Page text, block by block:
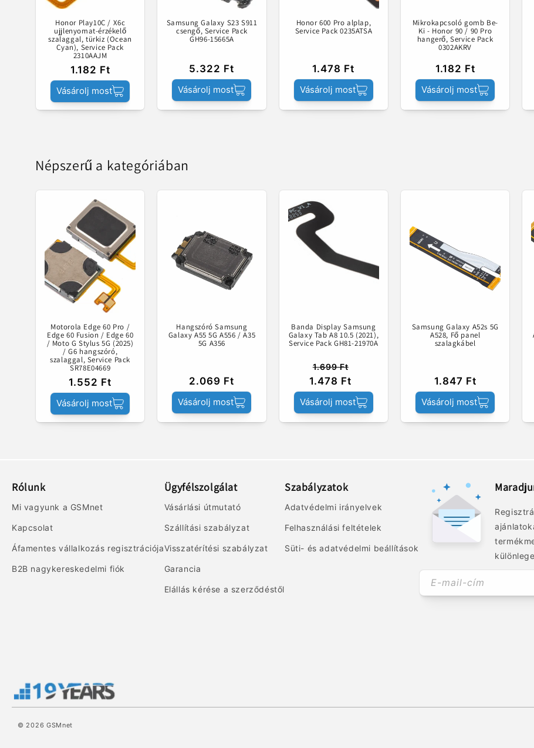
Honor Play10C / X6c
ujjlenyomat-érzékelő
szalaggal, türkiz (Ocean
Cyan), Service Pack
2310AAJM
1.182 Ft
Vásárolj most
Samsung Galaxy S23 S911
csengő, Service Pack
GH96-15665A
5.322 Ft
Vásárolj most
Honor 600 Pro alplap,
Service Pack 0235ATSA
1.478 Ft
Vásárolj most
Mikrokapcsoló gomb Be-
Ki - Honor 90 / 90 Pro
hangerő, Service Pack
0302AKRV
1.182 Ft
Vásárolj most
Népszerű a kategóriában
Motorola Edge 60 Pro /
Edge 60 Fusion / Edge 60
/ Moto G Stylus 5G (2025)
/ G6 hangszóró,
szalaggal, Service Pack
SR78E04669
1.552 Ft
Vásárolj most
Hangszóró Samsung
Galaxy A55 5G A556 / A35
5G A356
2.069 Ft
Vásárolj most
Banda Display Samsung
Galaxy Tab A8 10.5 (2021),
Service Pack GH81-21970A
1.699 Ft
1.478 Ft
Vásárolj most
Samsung Galaxy A52s 5G
A528, Fő panel
szalagkábel
1.847 Ft
Vásárolj most
Rólunk
Mi vagyunk a GSMnet
Kapcsolat
Áfamentes vállalkozás regisztrációja
B2B nagykereskedelmi fiók
Ügyfélszolgálat
Vásárlási útmutató
Szállítási szabályzat
Visszatérítési szabályzat
Garancia
Elállás kérése a szerződéstől
Szabályzatok
Adatvédelmi irányelvek
Felhasználási feltételek
Süti- és adatvédelmi beállítások
E-mail-cím
© 2026 GSMnet